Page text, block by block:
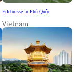
Erlebnisse in Phú Quốc
Vietnam